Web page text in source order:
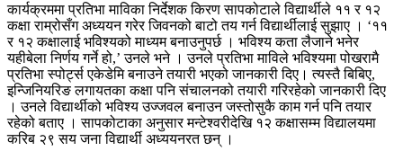
कार्यक्रममा प्रतिभा माविका निर्देशक किरण सापकोटाले विद्यार्थीले ११ र १२
कक्षा राम्रोसँग अध्ययन गरेर जिवनको बाटो तय गर्न विद्यार्थीलाई सुझाए । ‘११
र १२ कक्षालाई भविश्यको माध्यम बनाउनुपर्छ । भविश्य कता लैजाने भनेर
यहीबेला निर्णय गर्ने हो,’ उनले भने । उनले प्रतिभा माविले भविश्यमा पोखरामै
प्रतिभा स्पोर्ट्स एकेडेमि बनाउने तयारी भएको जानकारी दिए। त्यस्तै बिबिए,
इन्जिनियरिङ लगायतका कक्षा पनि संचालनको तयारी गरिरहेको जानकारी दिए
। उनले विद्यार्थीको भविश्य उज्जवल बनाउन जस्तोसुकै काम गर्न पनि तयार
रहेको बताए । सापकोटाका अनुसार मन्टेश्वरीदेखि १२ कक्षासम्म विद्यालयमा
करिब २९ सय जना विद्यार्थी अध्ययनरत छन् ।